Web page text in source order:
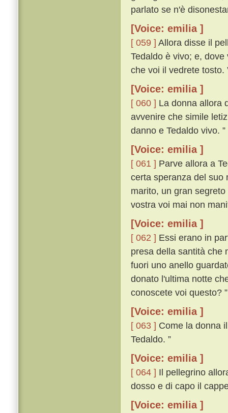
parlato se n'è
[Voice: emilia ]
[ 059 ] Allora disse il
Tedaldo è vivo; e,
che voi il vedrete tosto.
[Voice: emilia ]
[ 060 ] La donna allora
avvenire che simile
danno e Tedaldo vivo. ”
[Voice: emilia ]
[ 061 ] Parve allora a
certa speranza del suo
marito, un gran
vostra voi mai non
[Voice: emilia ]
[ 062 ] Essi erano in
presa della santità che
fuori uno anello
donato l'ultima notte
conoscete voi questo? ”
[Voice: emilia ]
[ 063 ] Come la donna
Tedaldo. ”
[Voice: emilia ]
[ 064 ] Il pellegrino
dosso e di capo il
[Voice: emilia ]